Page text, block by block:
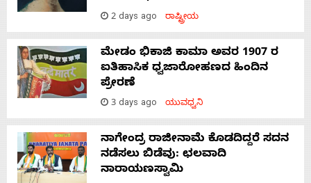
2 days ago ರಾಷ್ಟ್ರೀಯ
ಮೇಡಂ ಭಿಕಾಜಿ ಕಾಮಾ ಅವರ 1907 ರ
ಐತಿಹಾಸಿಕ ಧ್ವಜಾರೋಹಣದ ಹಿಂದಿನ
ಪ್ರೇರಣೆ
3 days ago ಯುವಧ್ವನಿ
ನಾಗೇಂದ್ರ ರಾಜೀನಾಮೆ ಕೊಡದಿದ್ದರೆ ಸದನ
ನಡೆಸಲು ಬಿಡೆವು: ಛಲವಾದಿ
ನಾರಾಯಣಸ್ವಾಮಿ